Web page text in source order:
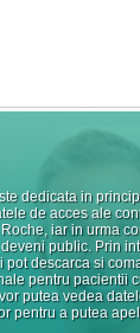
dedicata in
de acces ale
iar in urma
public. Prin
pot descarca si
pentru pacientii
putea vedea
pentru a putea